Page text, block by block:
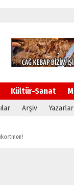
Kültür-Sanat
Arşiv Yazarlar